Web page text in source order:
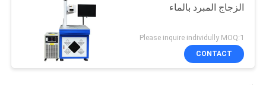
الزجاج المبرد بالماء
Please inquire individully MOQ:1
CONTACT